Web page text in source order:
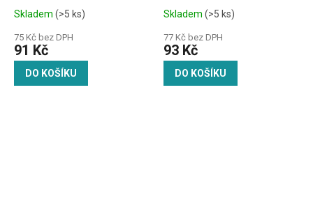
Skladem (>5 ks)
75 Kč bez DPH
91 Kč
DO KOŠÍKU
Skladem (>5 ks)
77 Kč bez DPH
93 Kč
DO KOŠÍKU